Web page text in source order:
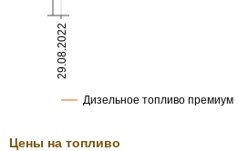
Цены на топливо